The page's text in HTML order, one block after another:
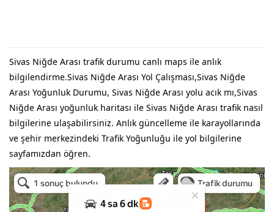
Sivas Niğde Arası trafik durumu canlı maps ile anlık
bilgilendirme.Sivas Niğde Arası Yol Çalışması,Sivas Niğde
Arası Yoğunluk Durumu, Sivas Niğde Arası yolu acık mı,Sivas
Niğde Arası yoğunluk haritası ile Sivas Niğde Arası trafik nasıl
bilgilerine ulaşabilirsiniz. Anlık güncelleme ile karayollarında
ve şehir merkezindeki Trafik Yoğunluğu ile yol bilgilerine
sayfamızdan öğren.